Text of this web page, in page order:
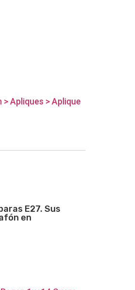
Apliques > Aplique
E27. Sus
en